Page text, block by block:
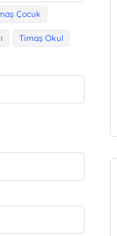
Çocuk
Timaş Okul